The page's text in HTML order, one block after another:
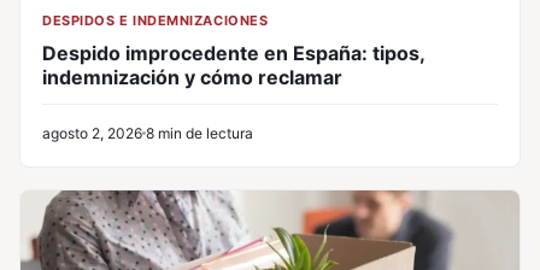
DESPIDOS E INDEMNIZACIONES
Despido improcedente en España: tipos,
indemnización y cómo reclamar
agosto 2, 2026 8 min de lectura